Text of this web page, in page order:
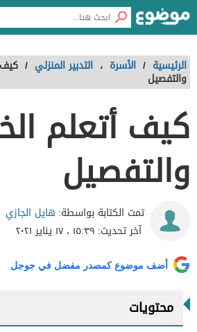
الرئيسية / الأسرة ، التدبير المنزلي / كيف
والتفصيل
كيف أتعلم
والتفصيل
تمت الكتابة بواسطة: هايل الجازي
آخر تحديث: ١٥:٣٩ ، ١٧ يناير ٢٠٢١
أضف موضوع كمصدر مفضل في جوجل
محتويات